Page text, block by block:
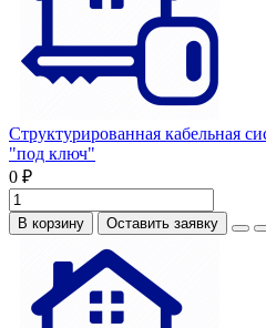
Структурированная кабельная
"под ключ"
0 ₽
В корзину Оставить заявку